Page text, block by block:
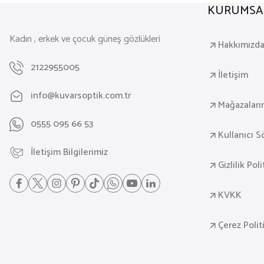
Kadın , erkek ve çocuk güneş gözlükleri
2122955005
info@kuvarsoptik.com.tr
0555 095 66 53
İletişim Bilgilerimiz
Hakkımızda
İletişim
Kullanıcı
Gizlilik
KVKK
Çerez